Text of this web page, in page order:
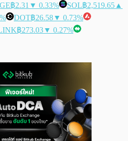
฿2.31 ▼ 0.33% SOL฿2,519.65 ▲
DOT฿26.58▼ 0.73%
฿273.03▼ 0.27%